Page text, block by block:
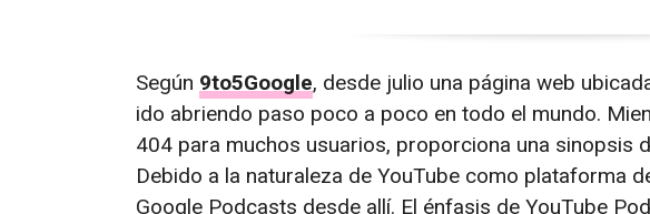
Según 9to5Google, desde julio una página web
ido abriendo paso poco a poco en todo el mundo.
404 para muchos usuarios, proporciona una sinopsis
Debido a la naturaleza de YouTube como plataforma
Google Podcasts desde allí. El énfasis de YouTube